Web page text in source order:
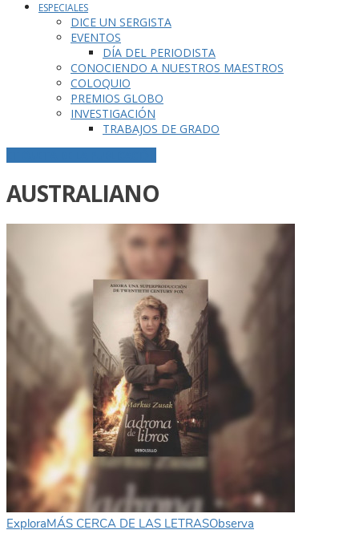
ESPECIALES
DICE UN SERGISTA
EVENTOS
DÍA DEL PERIODISTA
CONOCIENDO A NUESTROS MAESTROS
COLOQUIO
PREMIOS GLOBO
INVESTIGACIÓN
TRABAJOS DE GRADO
AUSTRALIANO
ExploraMÁS CERCA DE LAS LETRASObserva